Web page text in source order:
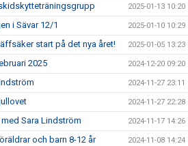
2025-01-13 10:20
i Sävar 12/1 2025-01-10 10:29
start på det nya året! 2025-01-05 13:23
2025 2024-12-20 09:20
2024-11-27 23:11
2024-11-27 22:28
Sara Lindström 2024-11-17 14:26
och barn 8-12 år 2024-11-08 14:24